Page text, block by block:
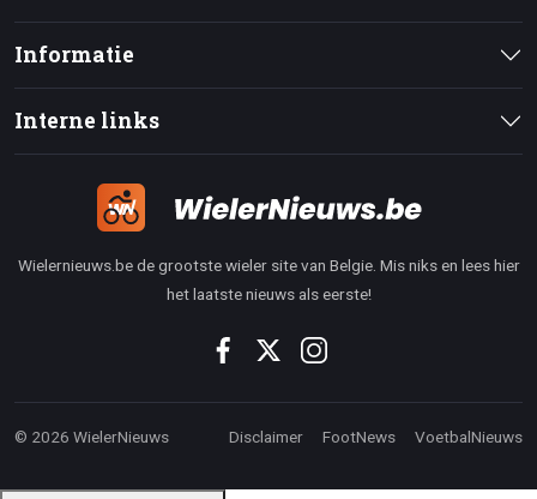
Informatie
Interne links
Wielernieuws.be de grootste wieler site van Belgie. Mis niks en lees hier
het laatste nieuws als eerste!
© 2026 WielerNieuws Disclaimer FootNews VoetbalNieuws